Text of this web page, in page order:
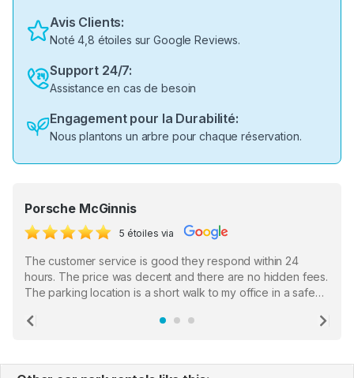
Avis Clients:
Noté 4,8 étoiles sur Google Reviews.
Support 24/7:
Assistance en cas de besoin
Engagement pour la Durabilité:
Nous plantons un arbre pour chaque réservation.
Porsche McGinnis
5 étoiles via
The customer service is good they respond within 24
hours. The price was decent and there are no hidden fees.
The parking location is a short walk to my office in a safe
the staff who serve as a third party in distributing the
Previous